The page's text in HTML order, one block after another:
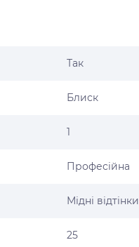
Так
Блиск
1
Професійна
Мідні відтінки
25